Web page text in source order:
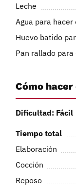
Leche
Agua para
Huevo batido
Pan rallado
Cómo
Dificultad: Fácil
Tiempo total
Elaboración
Cocción
Reposo